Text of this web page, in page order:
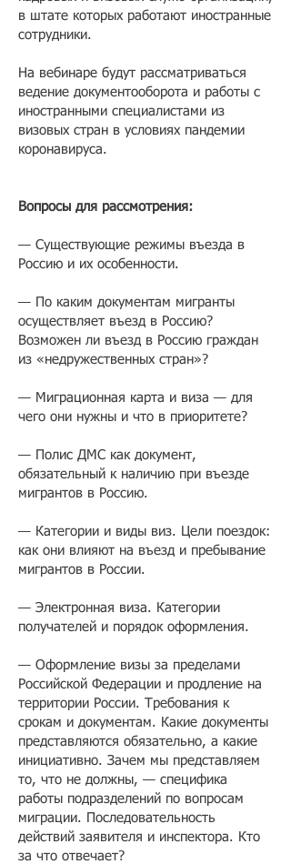
в штате которых работают иностранные
сотрудники.
На вебинаре будут рассматриваться
ведение документооборота и работы с
иностранными специалистами из
визовых стран в условиях пандемии
коронавируса.
Вопросы для рассмотрения:
— Существующие режимы въезда в
Россию и их особенности.
— По каким документам мигранты
осуществляет въезд в Россию?
Возможен ли въезд в Россию граждан
из «недружественных стран»?
— Миграционная карта и виза — для
чего они нужны и что в приоритете?
— Полис ДМС как документ,
обязательный к наличию при въезде
мигрантов в Россию.
— Категории и виды виз. Цели поездок:
как они влияют на въезд и пребывание
мигрантов в России.
— Электронная виза. Категории
получателей и порядок оформления.
— Оформление визы за пределами
Российской Федерации и продление на
территории России. Требования к
срокам и документам. Какие документы
представляются обязательно, а какие
инициативно. Зачем мы представляем
то, что не должны, — специфика
работы подразделений по вопросам
миграции. Последовательность
действий заявителя и инспектора. Кто
за что отвечает?